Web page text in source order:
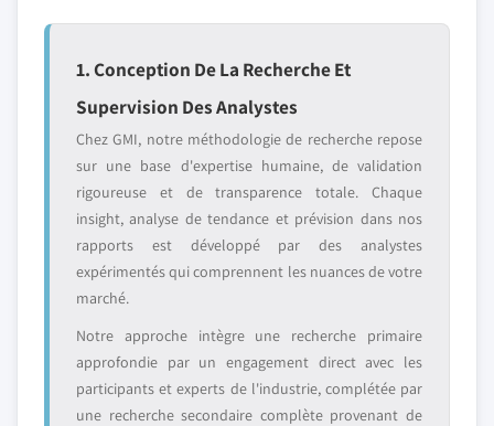
1. Conception De La Recherche Et
Supervision Des Analystes
Chez GMI, notre méthodologie de recherche repose
sur une base d'expertise humaine, de validation
rigoureuse et de transparence totale. Chaque
insight, analyse de tendance et prévision dans nos
rapports est développé par des analystes
expérimentés qui comprennent les nuances de votre
marché.
Notre approche intègre une recherche primaire
approfondie par un engagement direct avec les
participants et experts de l'industrie, complétée par
une recherche secondaire complète provenant de